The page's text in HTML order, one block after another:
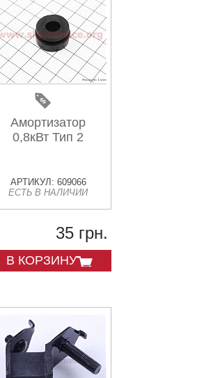
Амортизатор
0,8кВт Тип 2
АРТИКУЛ: 609066
ЕСТЬ В НАЛИЧИИ
35 грн.
В КОРЗИНУ